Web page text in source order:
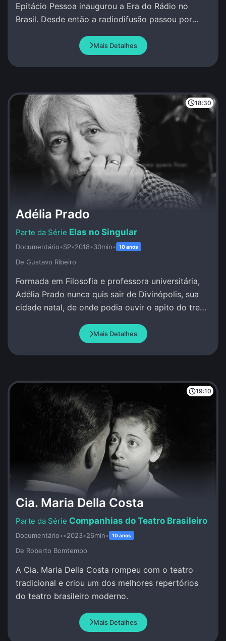
Epitácio Pessoa inaugurou a Era do Rádio no
Brasil. Desde então a radiodifusão passou por
Mais Detalhes
18:30
Adélia Prado
Elas no Singular
Documentário•SP•2018•30min• 10 anos
De Gustavo Ribeiro
Formada em Filosofia e professora universitária,
Adélia Prado nunca quis sair de Divinópolis, sua
cidade natal, de onde podia ouvir o apito do trem
Mais Detalhes
19:10
Cia. Maria Della Costa
Companhias do Teatro Brasileiro
Documentário••2023•26min• 10 anos
De Roberto Bomtempo
A Cia. Maria Della Costa rompeu com o teatro
tradicional e criou um dos melhores repertórios
do teatro brasileiro moderno.
Mais Detalhes